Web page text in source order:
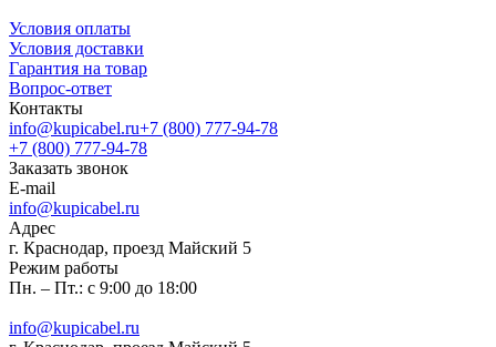
Условия оплаты
Условия доставки
Гарантия на товар
Вопрос-ответ
Контакты
info@kupicabel.ru+7 (800) 777-94-78
+7 (800) 777-94-78
Заказать звонок
E-mail
info@kupicabel.ru
Адрес
г. Краснодар, проезд Майский 5
Режим работы
Пн. – Пт.: с 9:00 до 18:00
info@kupicabel.ru